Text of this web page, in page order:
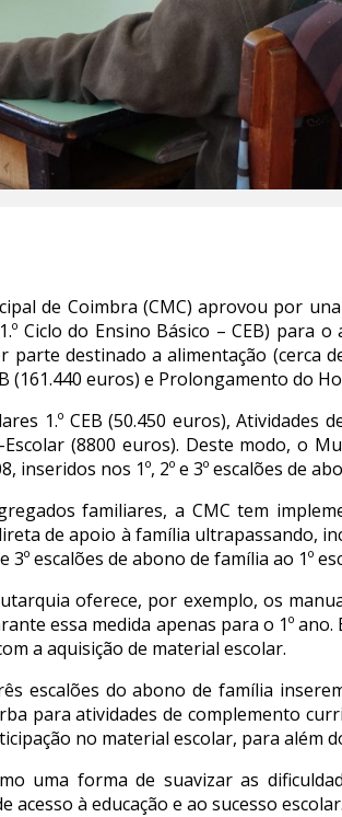
de Coimbra (CMC) aprovou por
Ciclo do Ensino Básico – CEB)
parte destinado a alimentação (cerca
(161.440 euros) e Prolongamento do
1.º CEB (50.450 euros), Atividades
(8800 euros). Deste modo, o
inseridos nos 1º, 2º e 3º escalões de
familiares, a CMC tem
de apoio à família ultrapassando,
3º escalões de abono de família ao 1º
oferece, por exemplo, os
essa medida apenas para o 1º
a aquisição de material escolar.
escalões do abono de família
para atividades de complemento
no material escolar, para
uma forma de suavizar as
acesso à educação e ao sucesso escolar.